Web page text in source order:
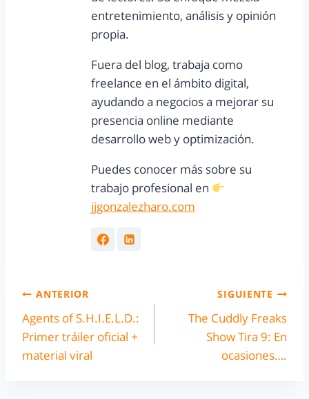
entretenimiento, análisis y opinión
propia.
Fuera del blog, trabaja como
freelance en el ámbito digital,
ayudando a negocios a mejorar su
presencia online mediante
desarrollo web y optimización.
Puedes conocer más sobre su
trabajo profesional en
jjgonzalezharo.com
ANTERIOR
Agents of S.H.I.E.L.D.:
Primer tráiler oficial +
material viral
SIGUIENTE
The Cuddly Freaks
Show Tira 9: En
ocasiones….